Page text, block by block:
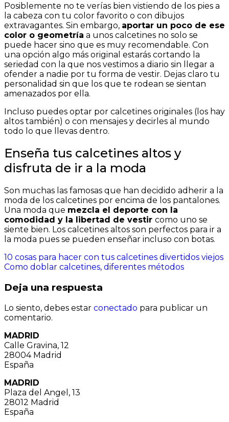
Posiblemente no te verías bien vistiendo de los pies a
la cabeza con tu color favorito o con dibujos
extravagantes. Sin embargo, aportar un poco de ese
color o geometría a unos calcetines no solo se
puede hacer sino que es muy recomendable. Con
una opción algo más original estarás cortando la
seriedad con la que nos vestimos a diario sin llegar a
ofender a nadie por tu forma de vestir. Dejas claro tu
personalidad sin que los que te rodean se sientan
amenazados por ella.
Incluso puedes optar por calcetines originales (los hay
altos también) o con mensajes y decirles al mundo
todo lo que llevas dentro.
Enseña tus calcetines altos y
disfruta de ir a la moda
Son muchas las famosas que han decidido adherir a la
moda de los calcetines por encima de los pantalones.
Una moda que mezcla el deporte con la
comodidad y la libertad de vestir como uno se
siente bien. Los calcetines altos son perfectos para ir a
la moda pues se pueden enseñar incluso con botas.
Navegación
de
entradas
10 cosas para hacer con tus calcetines divertidos viejos
Como doblar calcetines, diferentes métodos
Deja una respuesta
Lo siento, debes estar conectado para publicar un
comentario.
MADRID
Calle Gravina, 12
28004 Madrid
España
MADRID
Plaza del Angel, 13
28012 Madrid
España